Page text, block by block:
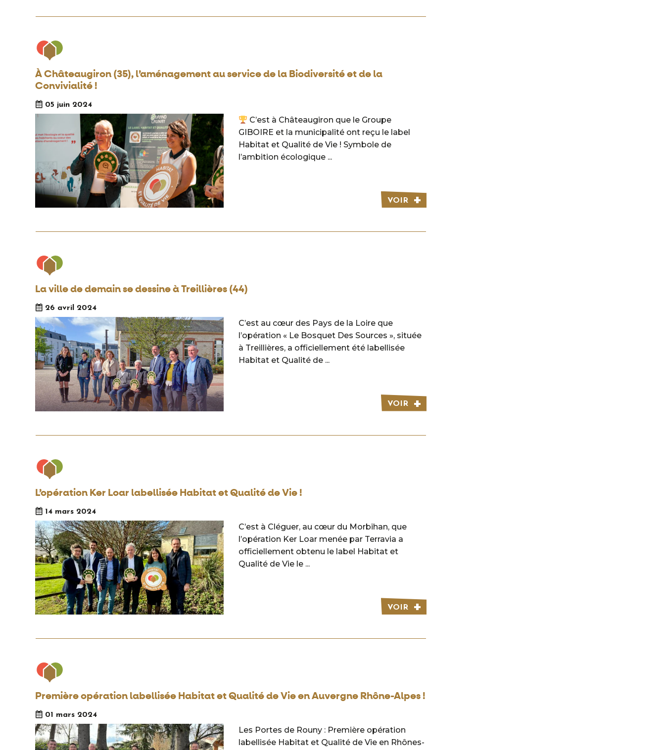
À Châteaugiron (35), l’aménagement au service de la Biodiversité et de la
Convivialité !
05 juin 2024
C’est à Châteaugiron que le Groupe
GIBOIRE et la municipalité ont reçu le label
Habitat et Qualité de Vie ! Symbole de
l’ambition écologique ...
VOIR
La ville de demain se dessine à Treillières (44)
26 avril 2024
C’est au cœur des Pays de la Loire que
l’opération « Le Bosquet Des Sources », située
à Treillières, a officiellement été labellisée
Habitat et Qualité de ...
VOIR
L’opération Ker Loar labellisée Habitat et Qualité de Vie !
14 mars 2024
C’est à Cléguer, au cœur du Morbihan, que
l’opération Ker Loar menée par Terravia a
officiellement obtenu le label Habitat et
Qualité de Vie le ...
VOIR
Première opération labellisée Habitat et Qualité de Vie en Auvergne Rhône-Alpes !
01 mars 2024
Les Portes de Rouny : Première opération
labellisée Habitat et Qualité de Vie en Rhônes-